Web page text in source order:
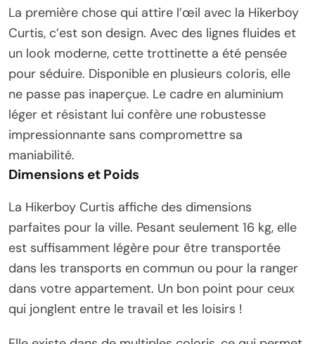
La première chose qui attire l’œil avec la Hikerboy
Curtis, c’est son design. Avec des lignes fluides et
un look moderne, cette trottinette a été pensée
pour séduire. Disponible en plusieurs coloris, elle
ne passe pas inaperçue. Le cadre en aluminium
léger et résistant lui confère une robustesse
impressionnante sans compromettre sa
maniabilité.
Dimensions et Poids
La Hikerboy Curtis affiche des dimensions
parfaites pour la ville. Pesant seulement 16 kg, elle
est suffisamment légère pour être transportée
dans les transports en commun ou pour la ranger
dans votre appartement. Un bon point pour ceux
qui jonglent entre le travail et les loisirs !